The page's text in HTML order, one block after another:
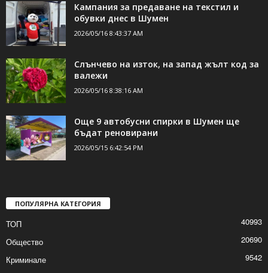
Кампания за предаване на текстил и
обувки днес в Шумен
2026/05/16 8:43:37 AM
Слънчево на изток, на запад жълт код за
валежи
2026/05/16 8:38:16 AM
Още 9 автобусни спирки в Шумен ще
бъдат реновирани
2026/05/15 6:42:54 PM
ПОПУЛЯРНА КАТЕГОРИЯ
ТОП
40993
Общество
20690
Криминале
9542